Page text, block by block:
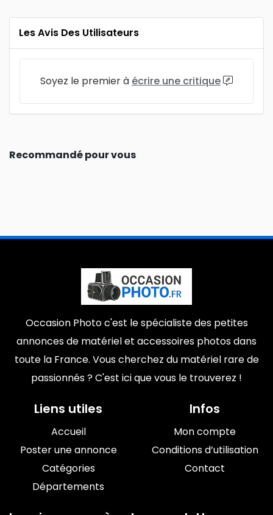
Les Avis Des Utilisateurs
Soyez le premier à écrire une critique
Recommandé pour vous
Occasion Photo c'est le spécialiste des petites
annonces de matériel et accessoires photos dans
toute la France. Vous cherchez du matériel rare de
passionnés ? C'est ici que vous le trouverez !
Liens utiles
Accueil
Poster une annonce
Catégories
Départements
Infos
Mon compte
Conditions d’utilisation
Contact